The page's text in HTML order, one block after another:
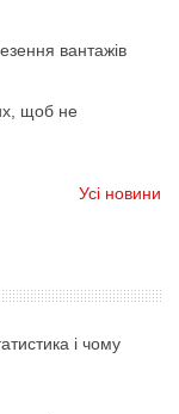
вантажів
щоб не
Усі новини
і чому